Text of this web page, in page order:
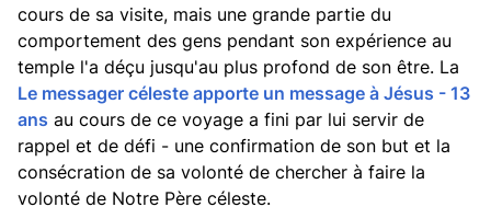
cours de sa visite, mais une grande partie du
comportement des gens pendant son expérience au
temple l'a déçu jusqu'au plus profond de son être. La
Le messager céleste apporte un message à Jésus - 13
ans au cours de ce voyage a fini par lui servir de
rappel et de défi - une confirmation de son but et la
consécration de sa volonté de chercher à faire la
volonté de Notre Père céleste.